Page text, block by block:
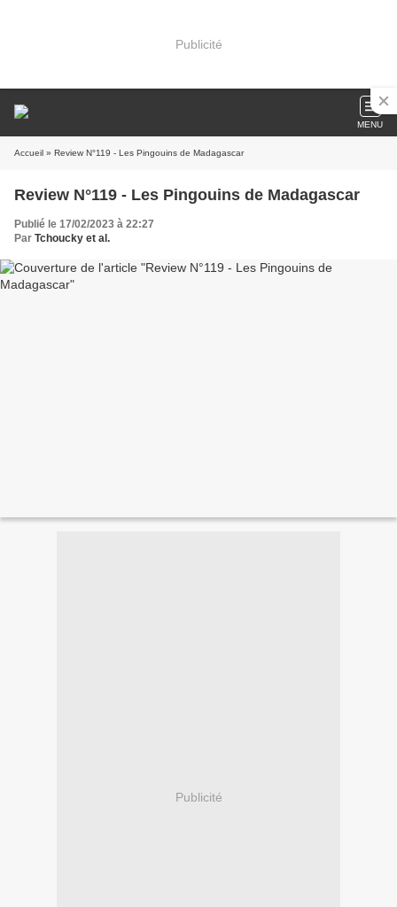
Publicité
MENU
Accueil » Review N°119 - Les Pingouins de Madagascar
Review N°119 - Les Pingouins de Madagascar
Publié le 17/02/2023 à 22:27
Par Tchoucky et al.
Publicité